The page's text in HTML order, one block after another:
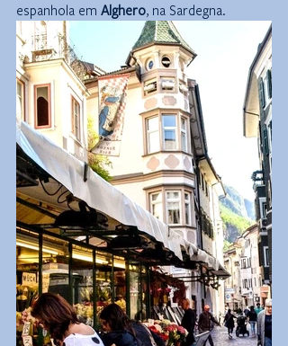
espanhola em Alghero, na Sardegna.